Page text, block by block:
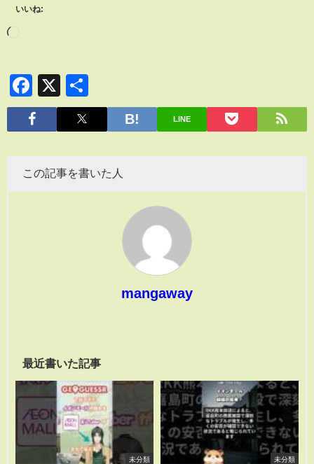
いいね:
Facebook
X
有
LINE
この記事を書いた人
mangaway
最近書いた記事
未分類 未分類